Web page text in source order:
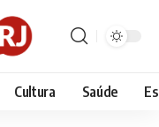
Cultura Saúde